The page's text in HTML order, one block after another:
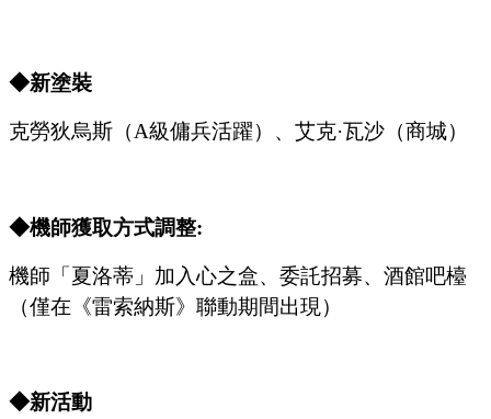
◆新塗裝
克勞狄烏斯（A級傭兵活躍）、艾克·瓦沙（商城）
◆機師獲取方式調整:
機師「 夏洛蒂 」加入心之盒、委託招募、 酒館吧檯
（僅在《雷索納斯》聯動期間出現）
◆新活動